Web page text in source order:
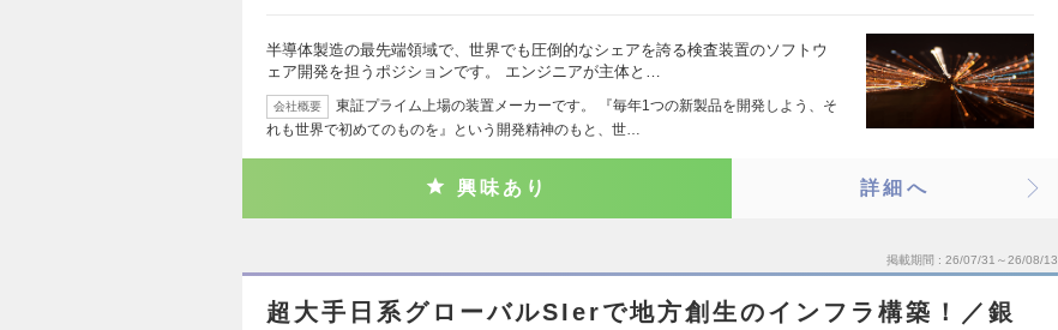
半導体製造の最先端領域で、世界でも圧倒的なシェアを誇る検査装置のソフトウ
ェア開発を担うポジションです。 エンジニアが主体と…
会社概要
東証プライム上場の装置メーカーです。 『毎年1つの新製品を開発しよう、そ
れも世界で初めてのものを』という開発精神のもと、世…
興味あり 詳細へ
掲載期間 26/07/31～26/08/13
超大手日系グローバルSIerで地方創生のインフラ構築！／銀